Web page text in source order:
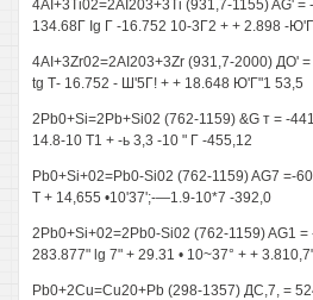
4AI+3Ti02=2AI203+3Ti (931,7-1155) AG' =
134.68Г Ig Г -16.752 10-3Г2 + + 2.898 -
4AI+3Zr02=2AI203+3Zr (931,7-2000) ДО'
tg Т- 16.752 - Ш'5Г! + + 18.648 Ю'Г"1 53,5
2Pb0+Si=2Pb+Si02 (762-1159) &G т = -
14.8-10 Т1 + -ь 3,3 -10 " Г -455,12
Pb0+Si+02=Pb0-Si02 (762-1159) AG7 =-
Т + 14,655 •10'37';-—1.9-10*7 -392,0
2Pb0+Si+02=2Pb0-Si02 (762-1159) AG1
283.877" lg 7" + 29.31 • 10~37° + +
Pb0+2Cu=Cu20+Pb (298-1357) ДС,7, =